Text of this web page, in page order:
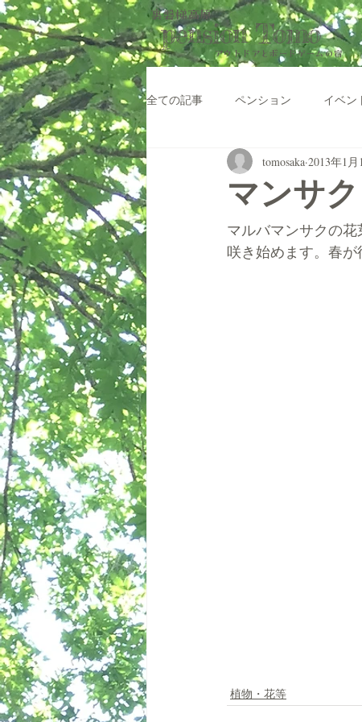
裏磐梯高原
pension Tomo
アウトドアと​ボードゲームの宿
全ての記事 ペンション イベン
マンサク
tomosaka 2013年1月
マルバマンサクの
咲き始めます。春が
植物・花等